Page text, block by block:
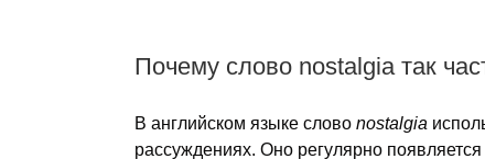
Почему слово nostalgia так
В английском языке слово nostalgia
рассуждениях. Оно регулярно